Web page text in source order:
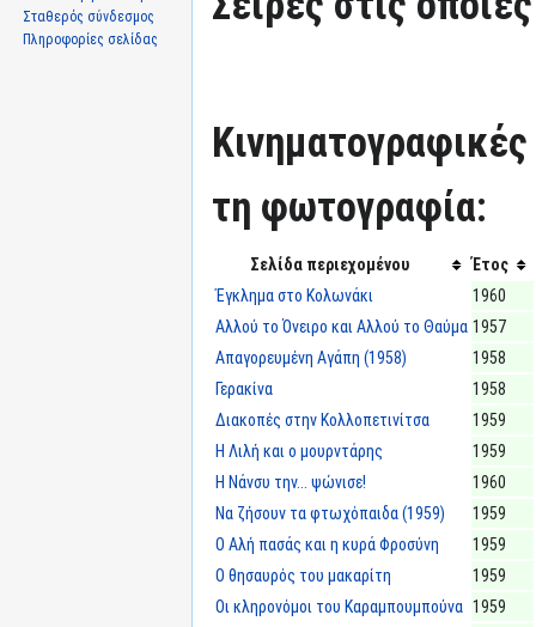
Κινηματογραφικές
τη φωτογραφία:
Σελίδα περιεχομένου
Έτος
Έγκλημα στο Κολωνάκι
1960
Αλλού το Όνειρο και Αλλού το Θαύμα 1957
Απαγορευμένη Αγάπη (1958)
1958
Γερακίνα
1958
Διακοπές στην Κολλοπετινίτσα
1959
Η Λιλή και ο μουρντάρης
1959
Η Νάνσυ την... ψώνισε!
1960
Να ζήσουν τα φτωχόπαιδα (1959)
1959
Ο Αλή πασάς και η κυρά Φροσύνη
1959
Ο θησαυρός του μακαρίτη
1959
Οι κληρονόμοι του Καραμπουμπούνα 1959
Σταθερός σύνδεσμος
Πληροφορίες σελίδας